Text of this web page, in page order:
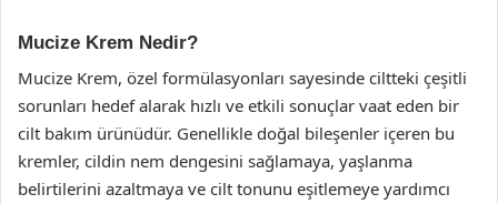
Mucize Krem Nedir?
Mucize Krem, özel formülasyonları sayesinde ciltteki çeşitli
sorunları hedef alarak hızlı ve etkili sonuçlar vaat eden bir
cilt bakım ürünüdür. Genellikle doğal bileşenler içeren bu
kremler, cildin nem dengesini sağlamaya, yaşlanma
belirtilerini azaltmaya ve cilt tonunu eşitlemeye yardımcı